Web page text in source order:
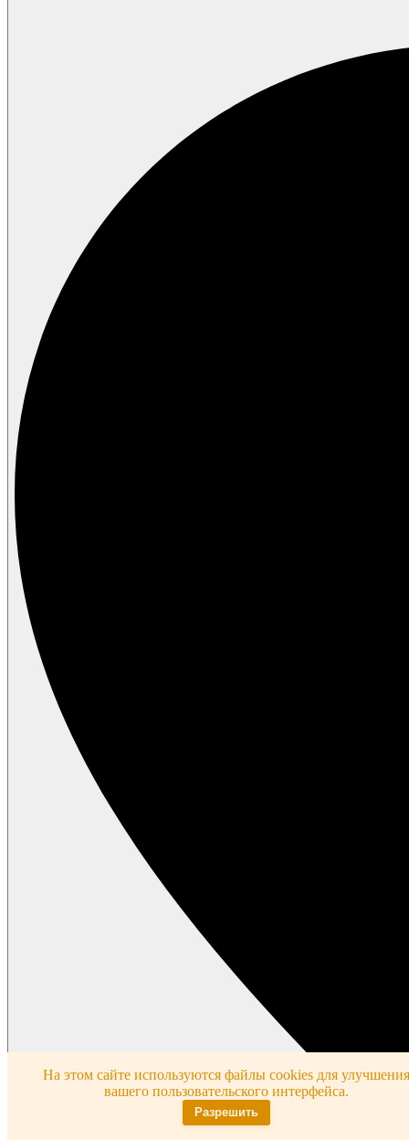
На этом сайте используются файлы cookies для улучшения
вашего пользовательского интерфейса.
Разрешить